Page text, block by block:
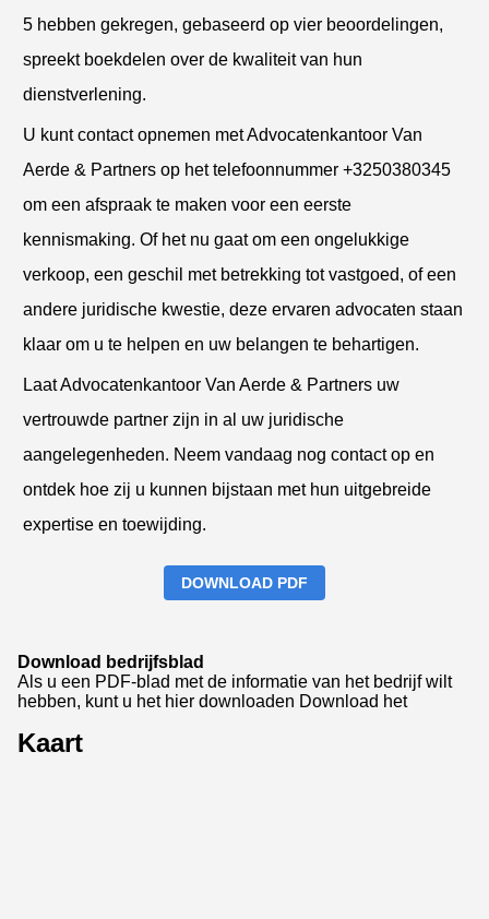
5 hebben gekregen, gebaseerd op vier beoordelingen,
spreekt boekdelen over de kwaliteit van hun
dienstverlening.
U kunt contact opnemen met Advocatenkantoor Van
Aerde & Partners op het telefoonnummer +3250380345
om een afspraak te maken voor een eerste
kennismaking. Of het nu gaat om een ongelukkige
verkoop, een geschil met betrekking tot vastgoed, of een
andere juridische kwestie, deze ervaren advocaten staan
klaar om u te helpen en uw belangen te behartigen.
Laat Advocatenkantoor Van Aerde & Partners uw
vertrouwde partner zijn in al uw juridische
aangelegenheden. Neem vandaag nog contact op en
ontdek hoe zij u kunnen bijstaan met hun uitgebreide
expertise en toewijding.
DOWNLOAD PDF
Download bedrijfsblad
Als u een PDF-blad met de informatie van het bedrijf wilt
hebben, kunt u het hier downloaden Download het
Kaart